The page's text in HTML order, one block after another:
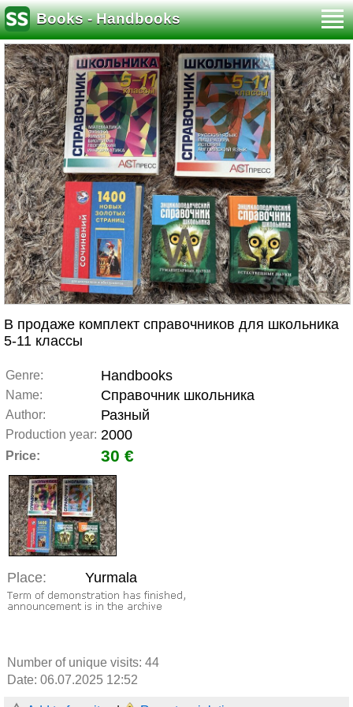
Books - Handbooks
В продаже комплект справочников для школьника
5-11 классы
Genre: Handbooks
Name: Справочник школьника
Author: Разный
Production year: 2000
Price: 30 €
Place: Yurmala
Number of unique visits: 44
Date: 06.07.2025 12:52